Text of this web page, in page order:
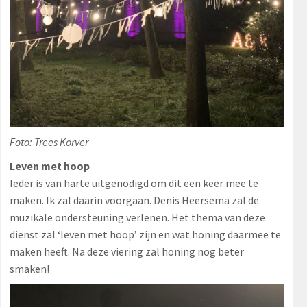
Foto: Trees Korver
Leven met hoop
Ieder is van harte uitgenodigd om dit een keer mee te
maken. Ik zal daarin voorgaan. Denis Heersema zal de
muzikale ondersteuning verlenen. Het thema van deze
dienst zal ‘leven met hoop’ zijn en wat honing daarmee te
maken heeft. Na deze viering zal honing nog beter
smaken!